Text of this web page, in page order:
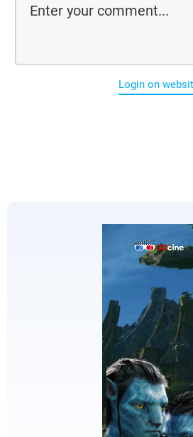
Login on